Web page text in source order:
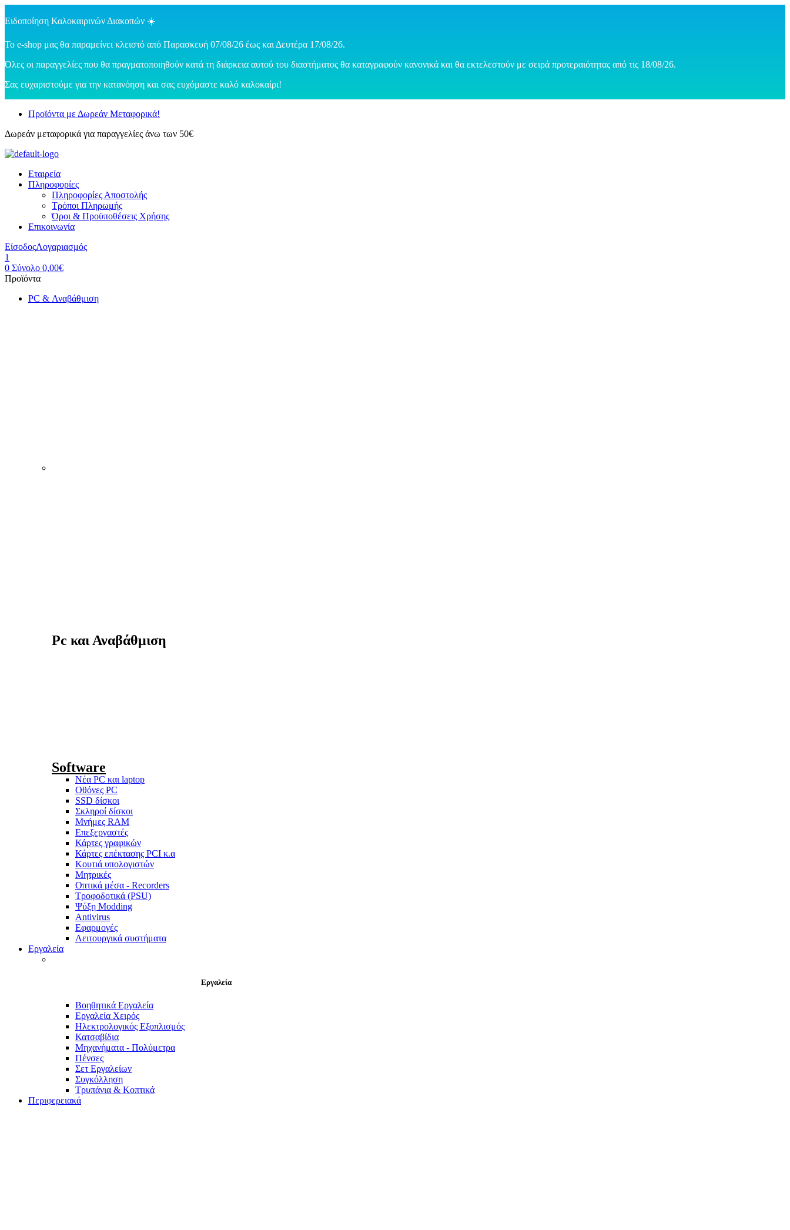
Ειδοποίηση Καλοκαιρινών Διακοπών ☀️
Το e-shop μας θα παραμείνει κλειστό από Παρασκευή 07/08/26 έως και Δευτέρα 17/08/26.
Όλες οι παραγγελίες που θα πραγματοποιηθούν κατά τη διάρκεια αυτού του διαστήματος θα καταγραφούν κανονικά και θα εκτελεστούν με σειρά προτεραιότητας από τις 18/08/26.
Σας ευχαριστούμε για την κατανόηση και σας ευχόμαστε καλό καλοκαίρι!
Προϊόντα με Δωρεάν Μεταφορικά!
Δωρεάν μεταφορικά για παραγγελίες άνω των 50€
Εταιρεία
Πληροφορίες
Πληροφορίες Αποστολής
Τρόποι Πληρωμής
Όροι & Προϋποθέσεις Χρήσης
Επικοινωνία
ΕίσοδοςΛογαριασμός
1
0 Σύνολο 0,00€
Menu
PC & Αναβάθμιση
Pc και Αναβάθμιση
Software
Νέα PC και laptop
Οθόνες PC
SSD δίσκοι
Σκληροί δίσκοι
Μνήμες RAM
Επεξεργαστές
Κάρτες γραφικών
Κάρτες επέκτασης PCI κ.α
Κουτιά υπολογιστών
Μητρικές
Οπτικά μέσα - Recorders
Τροφοδοτικά (PSU)
Ψύξη Modding
Antivirus
Εφαρμογές
Λειτουργικά συστήματα
Εργαλεία
Εργαλεία
Βοηθητικά Εργαλεία
Εργαλεία Χειρός
Ηλεκτρολογικός Εξοπλισμός
Κατσαβίδια
Μηχανήματα - Πολύμετρα
Πένσες
Σετ Εργαλείων
Συγκόλληση
Τρυπάνια & Κοπτικά
Περιφερειακά